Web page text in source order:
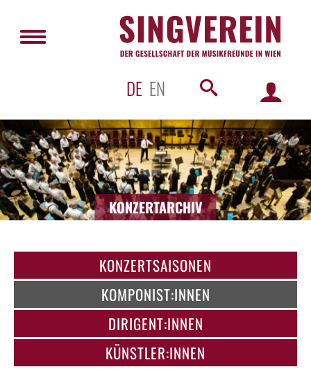
DE EN
KONZERTARCHIV
KONZERTSAISONEN
KOMPONIST:INNEN
DIRIGENT:INNEN
KÜNSTLER:INNEN